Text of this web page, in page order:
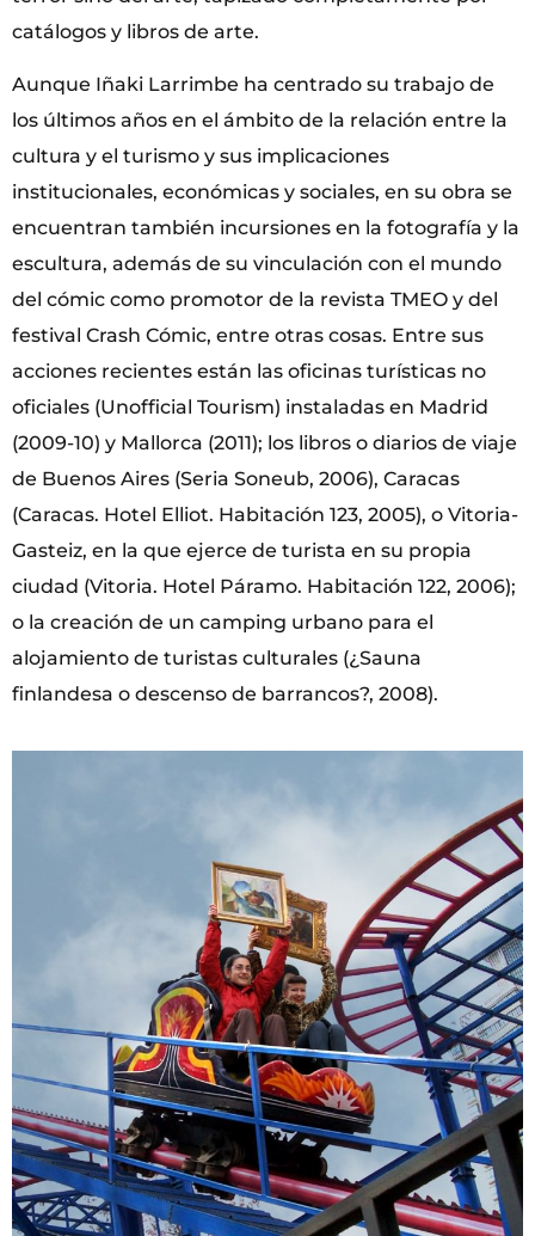
catálogos y libros de arte.
Aunque Iñaki Larrimbe ha centrado su trabajo de
los últimos años en el ámbito de la relación entre la
cultura y el turismo y sus implicaciones
institucionales, económicas y sociales, en su obra se
encuentran también incursiones en la fotografía y la
escultura, además de su vinculación con el mundo
del cómic como promotor de la revista TMEO y del
festival Crash Cómic, entre otras cosas. Entre sus
acciones recientes están las oficinas turísticas no
oficiales (Unofficial Tourism) instaladas en Madrid
(2009-10) y Mallorca (2011); los libros o diarios de viaje
de Buenos Aires (Seria Soneub, 2006), Caracas
(Caracas. Hotel Elliot. Habitación 123, 2005), o Vitoria-
Gasteiz, en la que ejerce de turista en su propia
ciudad (Vitoria. Hotel Páramo. Habitación 122, 2006);
o la creación de un camping urbano para el
alojamiento de turistas culturales (¿Sauna
finlandesa o descenso de barrancos?, 2008).